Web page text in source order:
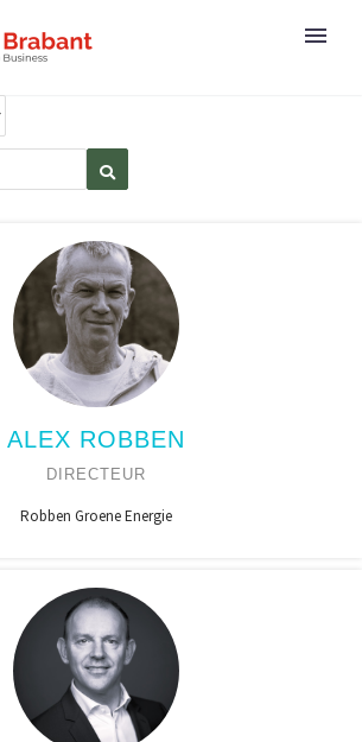
ALEX ROBBEN
DIRECTEUR
Robben Groene Energie